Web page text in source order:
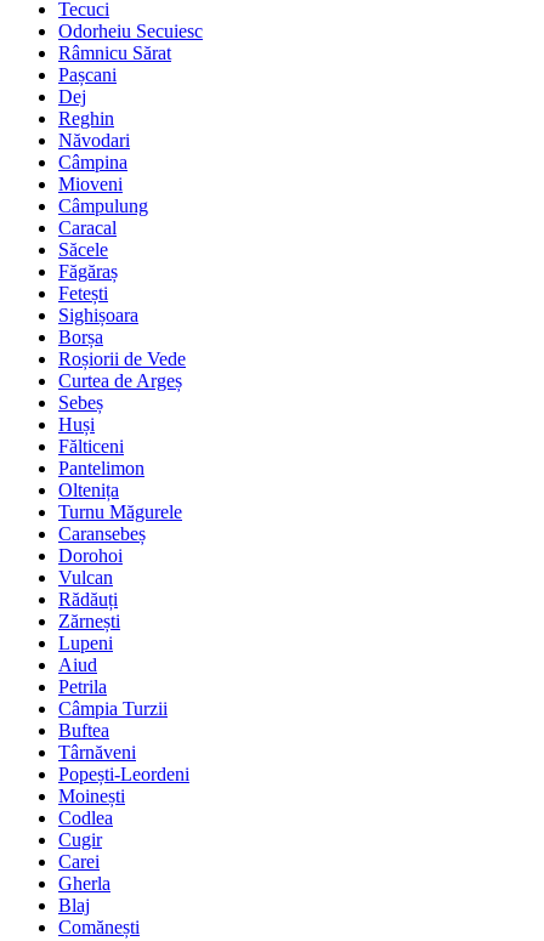
Tecuci
Odorheiu Secuiesc
Râmnicu Sărat
Pașcani
Dej
Reghin
Năvodari
Câmpina
Mioveni
Câmpulung
Caracal
Săcele
Făgăraș
Fetești
Sighișoara
Borșa
Roșiorii de Vede
Curtea de Argeș
Sebeș
Huși
Fălticeni
Pantelimon
Oltenița
Turnu Măgurele
Caransebeș
Dorohoi
Vulcan
Rădăuți
Zărnești
Lupeni
Aiud
Petrila
Câmpia Turzii
Buftea
Târnăveni
Popești-Leordeni
Moinești
Codlea
Cugir
Carei
Gherla
Blaj
Comănești